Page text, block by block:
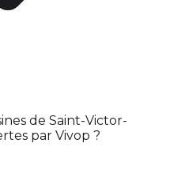
de Saint-Victor-
par Vivop ?